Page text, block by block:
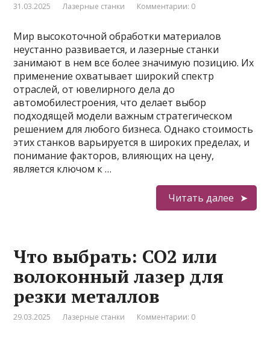
31.03.2025 Лазерные станки Комментарии: 0
Мир высокоточной обработки материалов
неустанно развивается, и лазерные станки
занимают в нем все более значимую позицию. Их
применение охватывает широкий спектр
отраслей, от ювелирного дела до
автомобилестроения, что делает выбор
подходящей модели важным стратегическом
решением для любого бизнеса. Однако стоимость
этих станков варьируется в широких пределах, и
понимание факторов, влияющих на цену,
является ключом к …
Читать далее
Что выбрать: CO2 или
волоконный лазер для
резки металлов
29.03.2025 Лазерные станки Комментарии: 0